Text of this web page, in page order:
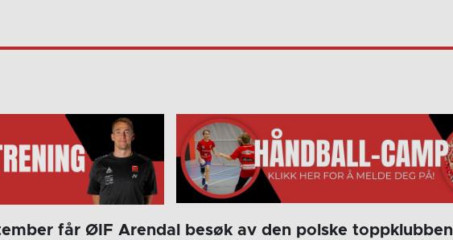
får ØIF Arendal besøk av den polske toppklubben